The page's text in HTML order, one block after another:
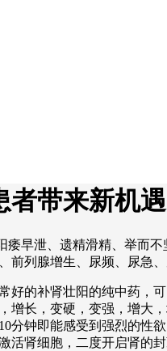
者带来新机遇
痿早泄、遗精滑精、举而
前列腺增生、尿频、尿急
好的补肾壮阳的纯中药，
增长，变硬，变强，增大
分钟即能感受到强烈的性
活肾细胞，二度开启肾的